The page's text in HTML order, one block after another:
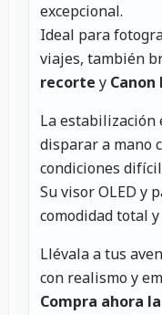
excepcional.
Ideal para
viajes, también
recorte y Canon
La estabilización
disparar a mano
condiciones
Su visor OLED y
comodidad total
Llévala a tus
con realismo y
Compra ahora la